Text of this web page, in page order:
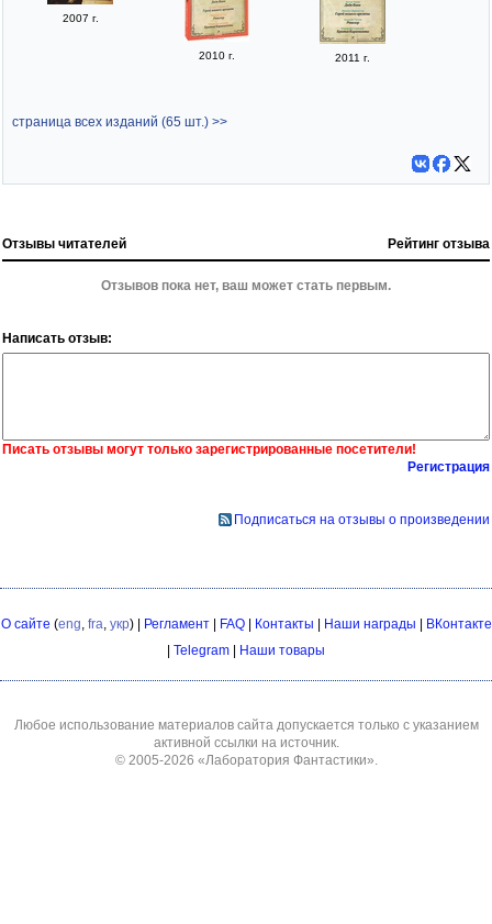
2007 г.
2010 г. 2011 г.
страница всех изданий (65 шт.) >>
Отзывы читателей Рейтинг отзыва
Отзывов пока нет, ваш может стать первым.
Написать отзыв:
Писать отзывы могут только зарегистрированные посетители!
Регистрация
Подписаться на отзывы о произведении
О сайте (eng fra укр) | Регламент| FAQ| Контакты | Наши награды | ВКонтакте
| Telegram | Наши товары
Любое использование материалов сайта допускается только с указанием
активной ссылки на источник.
© 2005-2026 «Лаборатория Фантастики»